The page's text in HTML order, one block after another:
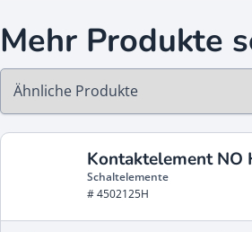
Mehr Produkte
Kontaktelement NO
Schaltelemente
# 4502125H